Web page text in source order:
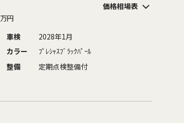
万円
価格相場表
車検
2028年1月
カラー
ﾌﾟﾚｼｬｽﾌﾞﾗｯｸﾊﾟｰﾙ
整備
定期点検整備付